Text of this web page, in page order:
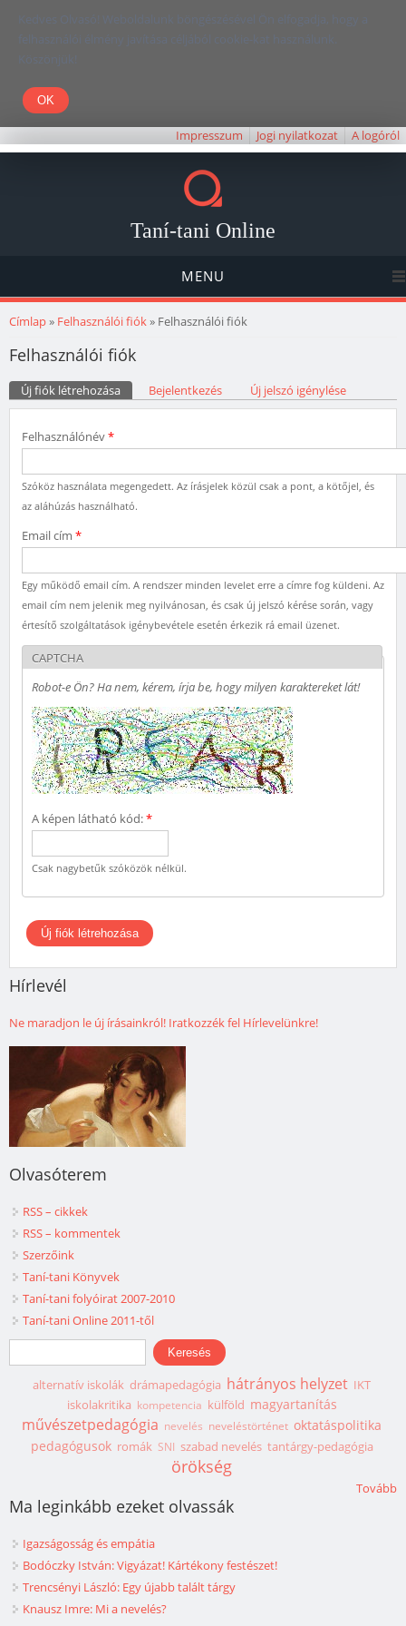
Kedves Olvasó! Weboldalunk böngészésével Ön elfogadja, hogy a
felhasználói élmény javítása céljából cookie-kat használunk.
Köszönjük!
Impresszum Jogi nyilatkozat A logóról
Taní-tani Online
MENU
Jelenlegi hely
Címlap» Felhasználói fiók» Felhasználói fiók
Felhasználói fiók
Elsődleges fülek
Új fiók létrehozása (aktív fül)Bejelentkezés Új jelszó igénylése
Felhasználónév*
Szóköz használata megengedett. Az írásjelek közül csak a pont, a kötőjel, és
az aláhúzás használható.
Email cím *
Egy működő email cím. A rendszer minden levelet erre a címre fog küldeni. Az
email cím nem jelenik meg nyilvánosan, és csak új jelszó kérése során, vagy
értesítő szolgáltatások igénybevétele esetén érkezik rá email üzenet.
CAPTCHA
Robot-e Ön? Ha nem, kérem, írja be, hogy milyen karaktereket lát!
A képen látható kód:*
Csak nagybetűk szóközök nélkül.
Hírlevél
Ne maradjon le új írásainkról! Iratkozzék fel Hírlevelünkre!
Olvasóterem
RSS – cikkek
RSS – kommentek
Szerzőink
Taní-tani Könyvek
Taní-tani folyóirat 2007-2010
Taní-tani Online 2011-től
Keresés űrlap
Keresés
alternatív iskolák drámapedagógia hátrányos helyzet IKT
iskolakritika kompetencia külföld magyartanítás
művészetpedagógia nevelés neveléstörténet oktatáspolitika
pedagógusok romák SNI szabad nevelés tantárgy-pedagógia
örökség
Tovább
Ma leginkább ezeket olvassák
Igazságosság és empátia
Bodóczky István: Vigyázat! Kártékony festészet!
Trencsényi László: Egy újabb talált tárgy
Knausz Imre: Mi a nevelés?